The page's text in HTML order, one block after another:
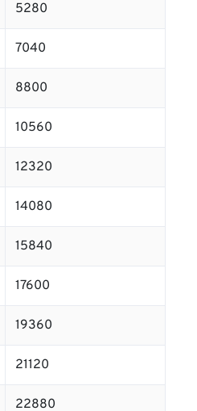
5280
7040
8800
10560
12320
14080
15840
17600
19360
21120
22880